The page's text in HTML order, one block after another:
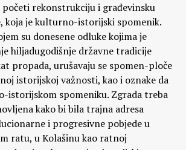
rekonstrukciju i građevinsku
koja je kulturno-istorijski spomenik.
su donesene odluke kojima je
hiljadugodišnje državne tradicije
propada, urušavaju se spomen-ploče
istorijskoj važnosti, kao i oznake da
istorijskom spomeniku. Zgrada treba
kako bi bila trajna adresa
i progresivne pobjede u
ratu, u Kolašinu kao ratnoj